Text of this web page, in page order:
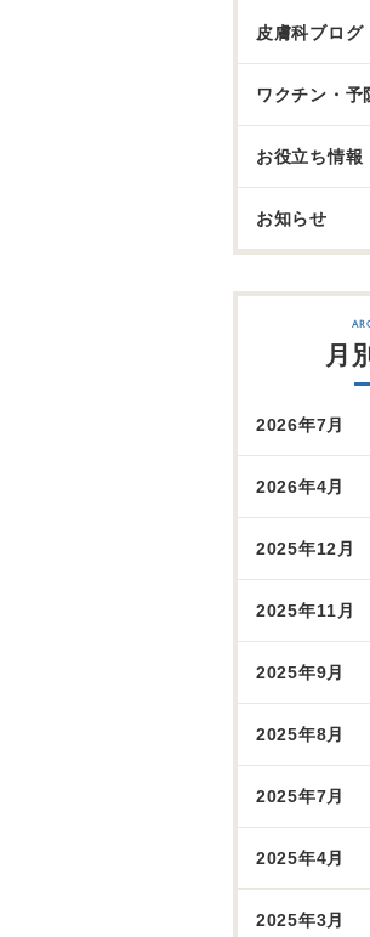
皮膚科ブログ
ワクチン・予
お役立ち情報
お知らせ
月
2026年7月
2026年4月
2025年12月
2025年11月
2025年9月
2025年8月
2025年7月
2025年4月
2025年3月